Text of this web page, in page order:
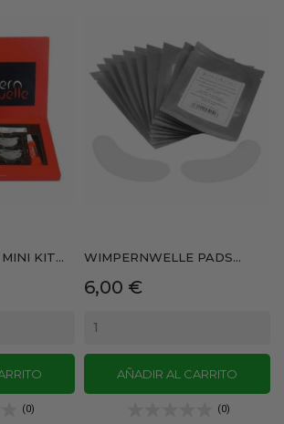
KIT...
(0)
WIMPERNWELLE PADS...
Precio
6,00 €
AÑADIR AL CARRITO
(0)